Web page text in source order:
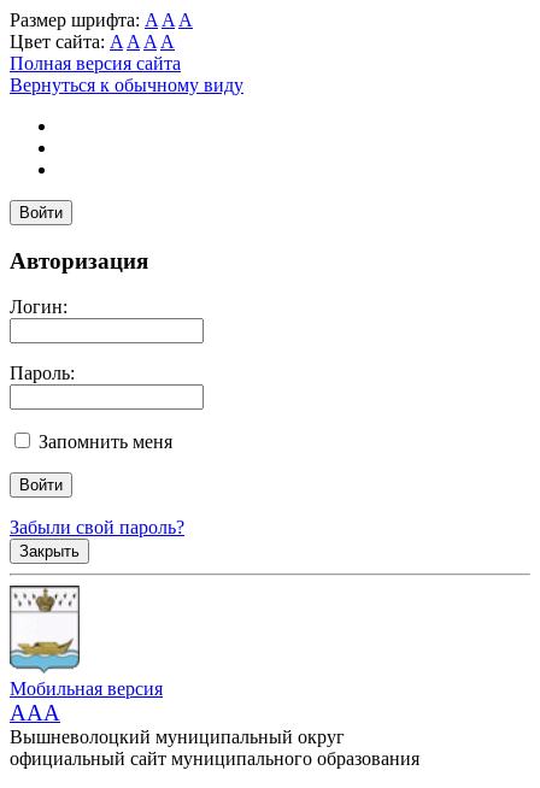
Размер шрифта: A A A
Цвет сайта: A A A A
Полная версия сайта
Вернуться к обычному виду
Войти
Авторизация
Логин:
Пароль:
Запомнить меня
Забыли свой пароль?
Закрыть
Мобильная версия
AAA
Вышневолоцкий муниципальный округ
официальный сайт муниципального образования